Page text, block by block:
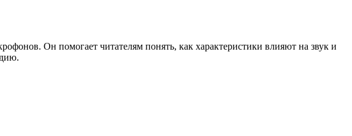
Он помогает читателям понять, как характеристики влияют на звук и